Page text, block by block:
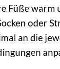
Füße warm
oder
an die